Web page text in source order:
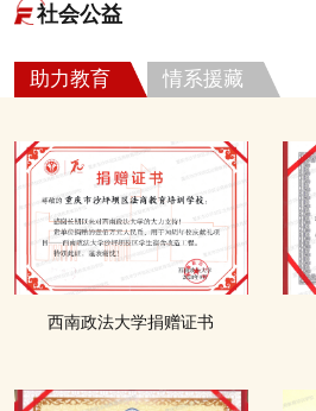
社会公益
助力教育 情系援藏
西南政法大学捐赠证书